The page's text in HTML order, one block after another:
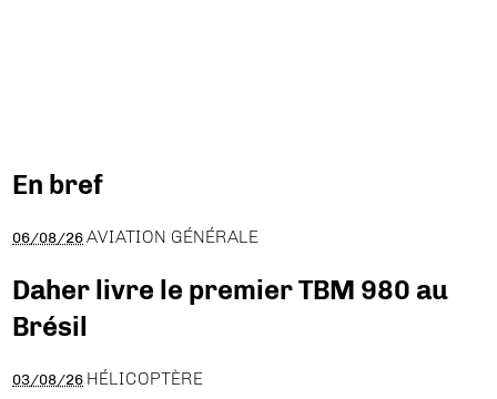
En bref
06/08/26 AVIATION GÉNÉRALE
Daher livre le premier TBM 980 au
Brésil
03/08/26 HÉLICOPTÈRE